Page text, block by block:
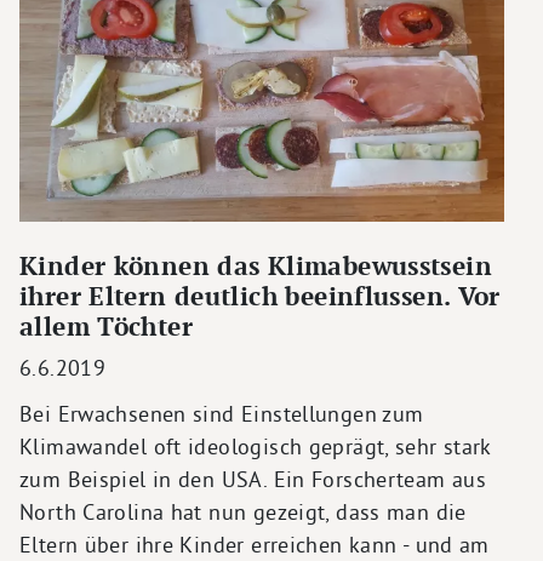
Kinder können das Klimabewusstsein
ihrer Eltern deutlich beeinflussen. Vor
allem Töchter
6.6.2019
Bei Erwachsenen sind Einstellungen zum
Klimawandel oft ideologisch geprägt, sehr stark
zum Beispiel in den USA. Ein Forscherteam aus
North Carolina hat nun gezeigt, dass man die
Eltern über ihre Kinder erreichen kann - und am